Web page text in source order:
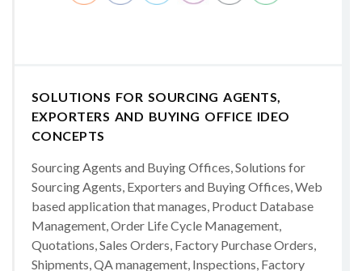
SOLUTIONS FOR SOURCING AGENTS,
EXPORTERS AND BUYING OFFICE IDEO
CONCEPTS
Sourcing Agents and Buying Offices, Solutions for
Sourcing Agents, Exporters and Buying Offices, Web
based application that manages, Product Database
Management, Order Life Cycle Management,
Quotations, Sales Orders, Factory Purchase Orders,
Shipments, QA management, Inspections, Factory